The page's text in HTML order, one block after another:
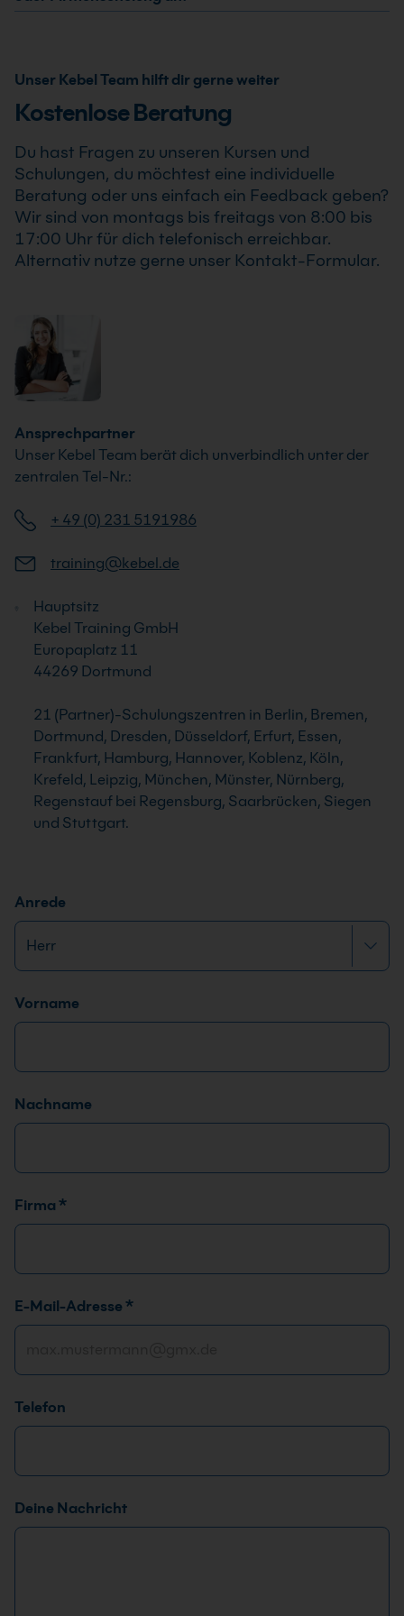
Transfer Learning Kurs: Modelle schneller produktiv
Modelle schneller produktiv machen findet auch
als Online-Firmenschulung durchgeführt werden.
Inhalte, Prozesse und Schwerpunkte passen wir
Unternehmens an.
Unser Kebel Team hilft dir gerne weiter
Kostenlose Beratung
Du hast Fragen zu unseren Kursen und
Schulungen, du möchtest eine individuelle
Beratung oder uns einfach ein Feedback geben?
Wir sind von montags bis freitags von 8:00 bis
17:00 Uhr für dich telefonisch erreichbar.
Alternativ nutze gerne unser Kontakt-Formular.
Ansprechpartner
Unser Kebel Team berät dich unverbindlich unter der
zentralen Tel-Nr.:
+ 49 (0) 231 5191986
training@kebel.de
Hauptsitz
Kebel Training GmbH
Europaplatz 11
44269 Dortmund
21 (Partner)-Schulungszentren in Berlin, Bremen,
Dortmund, Dresden, Düsseldorf, Erfurt, Essen,
Frankfurt, Hamburg, Hannover, Koblenz, Köln,
Krefeld, Leipzig, München, Münster, Nürnberg,
Regenstauf bei Regensburg, Saarbrücken, Siegen
und Stuttgart.
Anrede
Name*
Vorname
Nachname
Firma *
E-Mail-Adresse *
Telefon
Deine Nachricht